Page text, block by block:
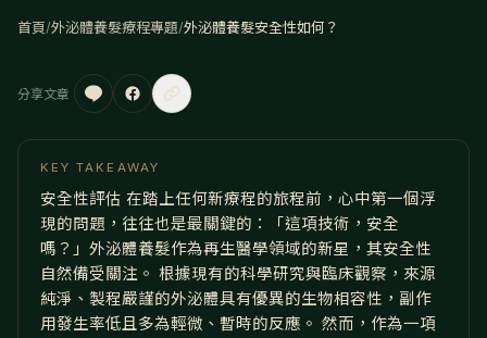
首頁/外泌體養髮療程專題/外泌體養髮安全性如何？
分享文章
KEY TAKEAWAY
安全性評估 在踏上任何新療程的旅程前，心中第一個浮
現的問題，往往也是最關鍵的：「這項技術，安全
嗎？」外泌體養髮作為再生醫學領域的新星，其安全性
自然備受關注。 根據現有的科學研究與臨床觀察，來源
純淨、製程嚴謹的外泌體具有優異的生物相容性，副作
用發生率低且多為輕微、暫時的反應。 然而，作為一項